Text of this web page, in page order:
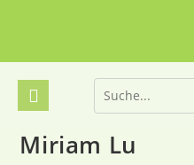
Miriam Lu